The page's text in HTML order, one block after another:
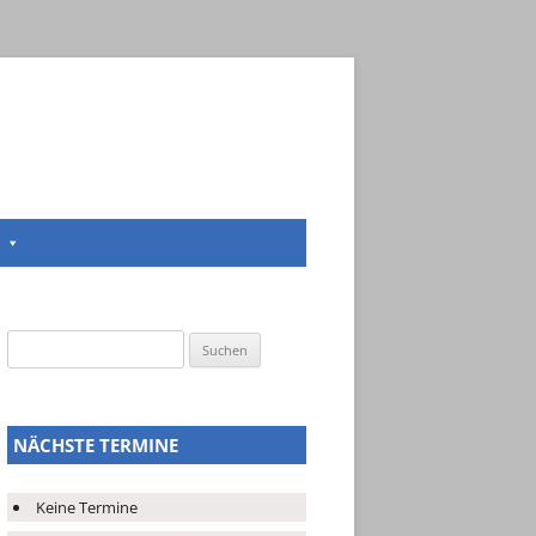
nach:
NÄCHSTE TERMINE
Keine Termine